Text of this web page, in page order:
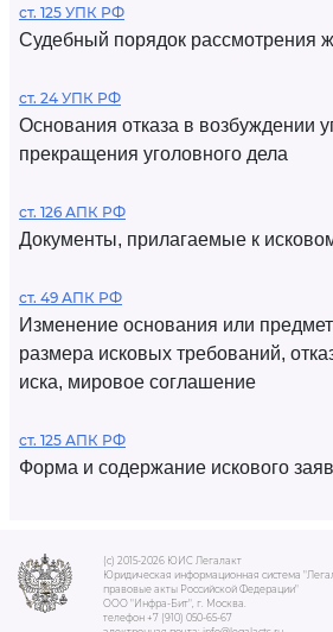
ст. 125 УПК РФ
Судебный порядок рассмотрения
ст. 24 УПК РФ
Основания отказа в возбуждении
прекращения уголовного дела
ст. 126 АПК РФ
Документы, прилагаемые к
ст. 49 АПК РФ
Изменение основания или
размера исковых требований,
иска, мировое соглашение
ст. 125 АПК РФ
Форма и содержание искового
(c) 2015-2026 ЮИС Легалакт
Юридическая информационная система
правовые акты Российской Федерации"
ООО "Инфра-Бит", г. Москва.
телефон +7 (910) 050-65-67